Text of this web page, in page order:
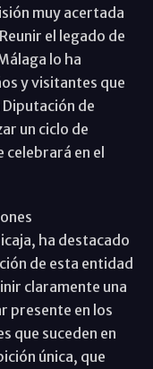
muy acertada
el legado de
lo ha
y visitantes que
de
un ciclo de
celebrará en el
ha destacado
de esta entidad
claramente una
presente en los
que suceden en
única, que